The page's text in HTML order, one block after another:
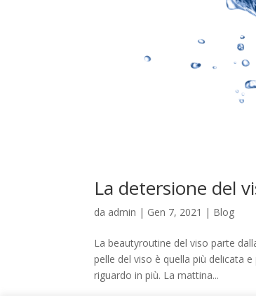
La detersione del
da admin | Gen 7, 2021 | Blog
La beautyroutine del viso parte
pelle del viso è quella più delicata
riguardo in più. La mattina...